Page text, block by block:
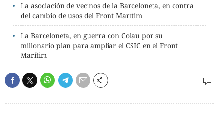
La asociación de vecinos de la Barceloneta, en contra
del cambio de usos del Front Marítim
La Barceloneta, en guerra con Colau por su
millonario plan para ampliar el CSIC en el Front
Marítim